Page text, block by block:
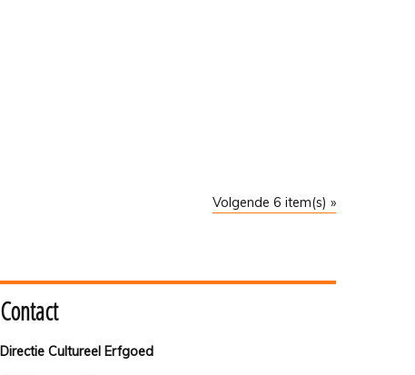
Volgende 6 item(s) »
Contact
Directie Cultureel Erfgoed